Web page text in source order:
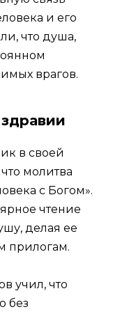
и его
что душа,
врагов.
в своей
молитва
с Богом».
чтение
делая ее
прилогам.
учил, что
без